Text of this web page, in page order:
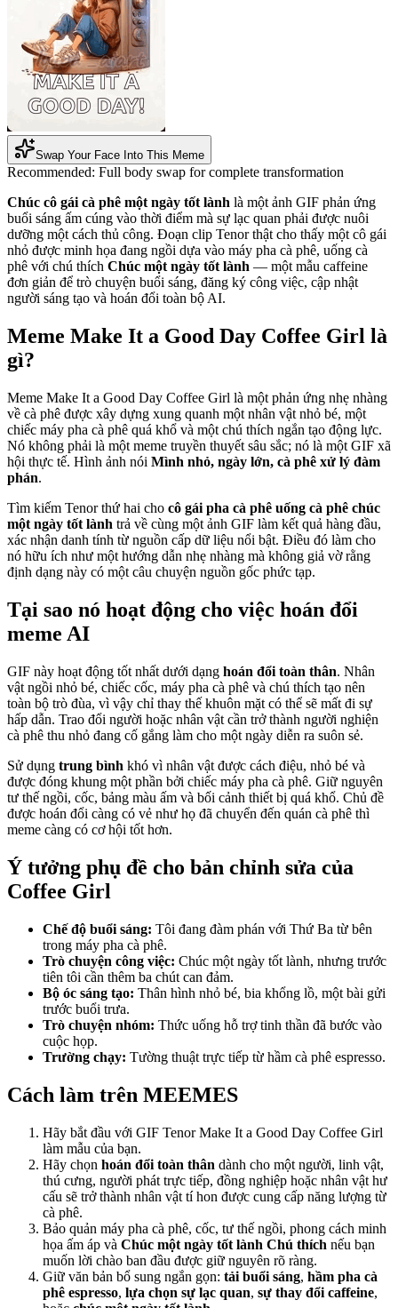
Swap Your Face Into This Meme
Recommended: Full body swap for complete transformation
Chúc cô gái cà phê một ngày tốt lành là một ảnh GIF phản ứng
buổi sáng ấm cúng vào thời điểm mà sự lạc quan phải được nuôi
dưỡng một cách thủ công. Đoạn clip Tenor thật cho thấy một cô gái
nhỏ được minh họa đang ngồi dựa vào máy pha cà phê, uống cà
phê với chú thích Chúc một ngày tốt lành — một mẫu caffeine
đơn giản để trò chuyện buổi sáng, đăng ký công việc, cập nhật
người sáng tạo và hoán đổi toàn bộ AI.
Meme Make It a Good Day Coffee Girl là
gì?
Meme Make It a Good Day Coffee Girl là một phản ứng nhẹ nhàng
về cà phê được xây dựng xung quanh một nhân vật nhỏ bé, một
chiếc máy pha cà phê quá khổ và một chú thích ngắn tạo động lực.
Nó không phải là một meme truyền thuyết sâu sắc; nó là một GIF xã
hội thực tế. Hình ảnh nói Mình nhỏ, ngày lớn, cà phê xử lý đàm
phán.
Tìm kiếm Tenor thứ hai cho cô gái pha cà phê uống cà phê chúc
một ngày tốt lành trả về cùng một ảnh GIF làm kết quả hàng đầu,
xác nhận danh tính từ nguồn cấp dữ liệu nổi bật. Điều đó làm cho
nó hữu ích như một hướng dẫn nhẹ nhàng mà không giả vờ rằng
định dạng này có một câu chuyện nguồn gốc phức tạp.
Tại sao nó hoạt động cho việc hoán đổi
meme AI
GIF này hoạt động tốt nhất dưới dạng hoán đổi toàn thân. Nhân
vật ngồi nhỏ bé, chiếc cốc, máy pha cà phê và chú thích tạo nên
toàn bộ trò đùa, vì vậy chỉ thay thế khuôn mặt có thể sẽ mất đi sự
hấp dẫn. Trao đổi người hoặc nhân vật cần trở thành người nghiện
cà phê thu nhỏ đang cố gắng làm cho một ngày diễn ra suôn sẻ.
Sử dụng trung bình khó vì nhân vật được cách điệu, nhỏ bé và
được đóng khung một phần bởi chiếc máy pha cà phê. Giữ nguyên
tư thế ngồi, cốc, bảng màu ấm và bối cảnh thiết bị quá khổ. Chủ đề
được hoán đổi càng có vẻ như họ đã chuyển đến quán cà phê thì
meme càng có cơ hội tốt hơn.
Ý tưởng phụ đề cho bản chỉnh sửa của
Coffee Girl
Chế độ buổi sáng: Tôi đang đàm phán với Thứ Ba từ bên
trong máy pha cà phê.
Trò chuyện công việc: Chúc một ngày tốt lành, nhưng trước
tiên tôi cần thêm ba chút can đảm.
Bộ óc sáng tạo: Thân hình nhỏ bé, bia khổng lồ, một bài gửi
trước buổi trưa.
Trò chuyện nhóm: Thức uống hỗ trợ tinh thần đã bước vào
cuộc họp.
Trường chạy: Tường thuật trực tiếp từ hầm cà phê espresso.
Cách làm trên MEEMES
Hãy bắt đầu với GIF Tenor Make It a Good Day Coffee Girl
làm mẫu của bạn.
Hãy chọn hoán đổi toàn thân dành cho một người, linh vật,
thú cưng, người phát trực tiếp, đồng nghiệp hoặc nhân vật hư
cấu sẽ trở thành nhân vật tí hon được cung cấp năng lượng từ
cà phê.
Bảo quản máy pha cà phê, cốc, tư thế ngồi, phong cách minh
họa ấm áp và Chúc một ngày tốt lành Chú thích nếu bạn
muốn lời chào ban đầu được giữ nguyên rõ ràng.
Giữ văn bản bổ sung ngắn gọn: tải buổi sáng, hầm pha cà
phê espresso, lựa chọn sự lạc quan, sự thay đổi caffeine,